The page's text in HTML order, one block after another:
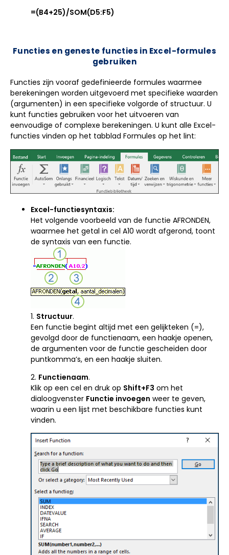
=(B4+25)/SOM(D5:F5)
Functies en geneste functies in Excel-formules
gebruiken
Functies zijn vooraf gedefinieerde formules waarmee
berekeningen worden uitgevoerd met specifieke waarden
(argumenten) in een specifieke volgorde of structuur. U
kunt functies gebruiken voor het uitvoeren van
eenvoudige of complexe berekeningen. U kunt alle Excel-
functies vinden op het tabblad Formules op het lint:
Excel-functiesyntaxis:
Het volgende voorbeeld van de functie AFRONDEN,
waarmee het getal in cel A10 wordt afgerond, toont
de syntaxis van een functie.
1. Structuur.
Een functie begint altijd met een gelijkteken (=),
gevolgd door de functienaam, een haakje openen,
de argumenten voor de functie gescheiden door
puntkomma’s, en een haakje sluiten.
2. Functienaam.
Klik op een cel en druk op Shift+F3 om het
dialoogvenster Functie invoegen weer te geven,
waarin u een lijst met beschikbare functies kunt
vinden.